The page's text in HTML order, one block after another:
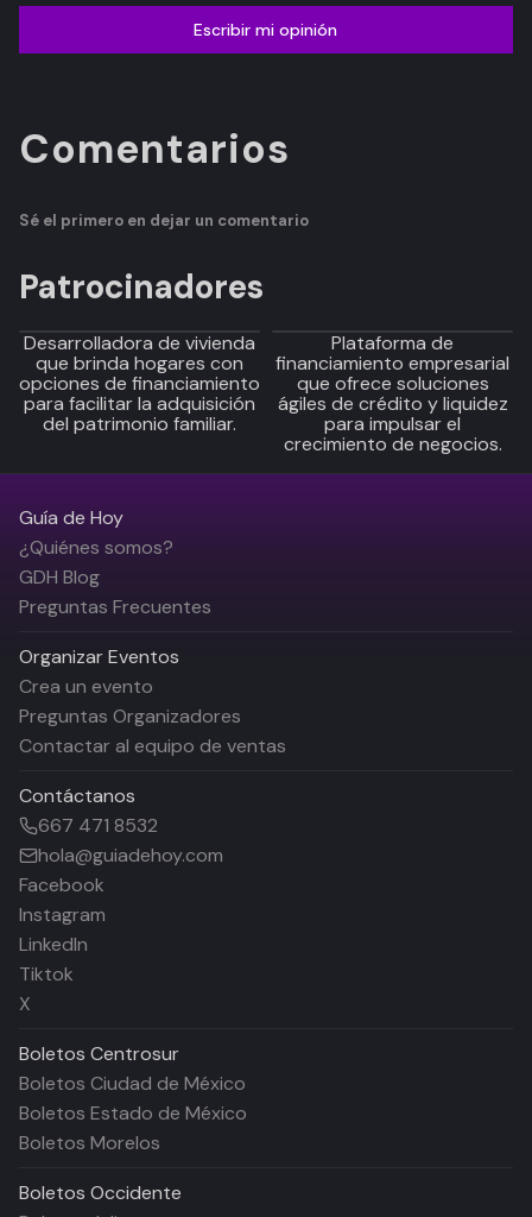
Escribir mi opinión
Comentarios
Sé el primero en dejar un comentario
Patrocinadores
Desarrolladora de vivienda
que brinda hogares con
opciones de financiamiento
para facilitar la adquisición
del patrimonio familiar.
Plataforma de
financiamiento empresarial
que ofrece soluciones
ágiles de crédito y liquidez
para impulsar el
crecimiento de negocios.
Guía de Hoy
¿Quiénes somos?
GDH Blog
Preguntas Frecuentes
Organizar Eventos
Crea un evento
Preguntas Organizadores
Contactar al equipo de ventas
Contáctanos
667 471 8532
hola@guiadehoy.com
Facebook
Instagram
LinkedIn
Tiktok
X
Boletos Centrosur
Boletos Ciudad de México
Boletos Estado de México
Boletos Morelos
Boletos Occidente